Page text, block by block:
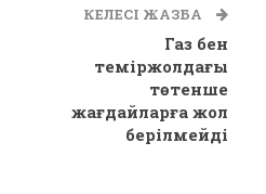
КЕЛЕСІ ЖАЗБА
Газ бен
теміржолдағы
төтенше
жағдайларға жол
берілмейді